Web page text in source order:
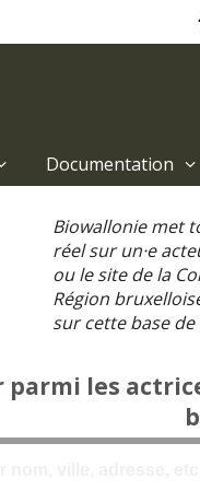
Documentation
Biowallonie met
réel sur un·e
ou le site de la
Région
sur cette base
parmi les